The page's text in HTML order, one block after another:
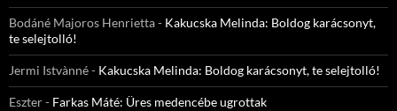
Bodáné Majoros Henrietta- Kakucska Melinda: Boldog karácsonyt,
te selejtolló!
Jermi Istvànné- Kakucska Melinda: Boldog karácsonyt, te selejtolló!
Eszter- Farkas Máté: Üres medencébe ugrottak